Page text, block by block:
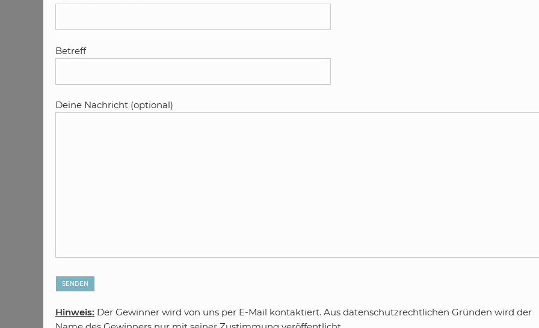
Betreff
Deine Nachricht (optional)
Hinweis: Der Gewinner wird von uns per E-Mail kontaktiert. Aus datenschutzrechtlichen Gründen wird der